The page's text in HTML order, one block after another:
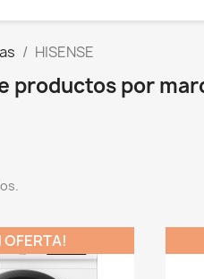
HISENSE
productos por
OFERTA!